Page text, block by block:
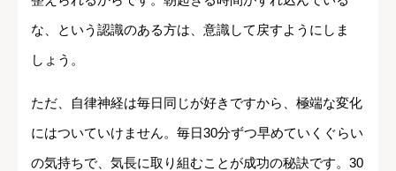
な、という認識のある方は、意識して戻すようにしま
しょう。
ただ、自律神経は毎日同じが好きですから、極端な変化
にはついていけません。毎日30分ずつ早めていくぐらい
の気持ちで、気長に取り組むことが成功の秘訣です。30